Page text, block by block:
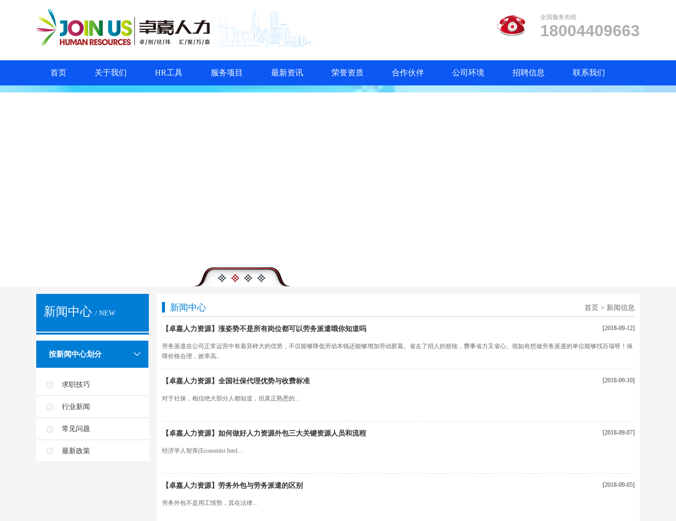
全国服务热线
18004409663
首页 关于我们 HR工具 服务项目 最新资讯 荣誉资质 合作伙伴 公司环境 招聘信息 联系我们
新闻中心 / NEW
按新闻中心划分
求职技巧
行业新闻
常见问题
最新政策
新闻中心 首页 > 新闻信息
【卓嘉人力资源】涨姿势不是所有岗位都可以劳务派遣哦你知道吗 [2018-09-12]
劳务派遣在公司正常运营中有着异样大的优势，不仅能够降低劳动本钱还能够增加劳动胶葛。省去了招人的烦恼，费事省力又省心。假如有想做劳务派遣的单位能够找百瑞呀！保
障价格合理，效率高。
【卓嘉人力资源】全国社保代理优势与收费标准 [2018-09-10]
对于社保，相信绝大部分人都知道，但真正熟悉的...
【卓嘉人力资源】如何做好人力资源外包三大关键资源人员和流程 [2018-09-07]
经济学人智库(Economist Intel...
【卓嘉人力资源】劳务外包与劳务派遣的区别 [2018-09-05]
劳务外包不是用工情势，其在法律...